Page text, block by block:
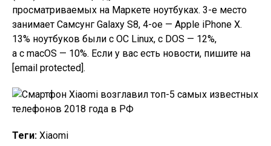
просматриваемых на Маркете ноутбуках. 3-е место
занимает Самсунг Galaxy S8, 4-ое — Apple iPhone X.
13% ноутбуков были с ОС Linux, с DOS — 12%,
а с macOS — 10%. Если у вас есть новости, пишите на
[email protected].
Теги: Хiaomi